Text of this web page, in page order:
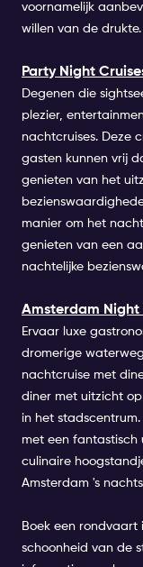
voornamelijk
willen van de drukte.
Party Night
Degenen die
plezier,
nachtcruises. Deze
gasten kunnen vrij
genieten van het
manier om het
genieten van een
nachtelijke
Amsterdam
Ervaar luxe
dromerige
nachtcruise met
diner met uitzicht
in het
met een fantastisch
culinaire
Amsterdam 's
Boek een rondvaart
schoonheid van de